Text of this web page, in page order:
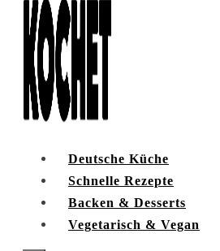
Deutsche Küche
Schnelle Rezepte
Backen & Desserts
Vegetarisch & Vegan